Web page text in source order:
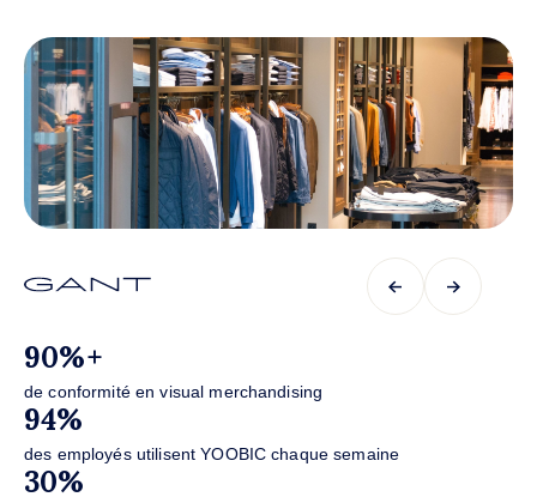
90%+
de conformité en visual merchandising
94%
des employés utilisent YOOBIC chaque semaine
30%
← →